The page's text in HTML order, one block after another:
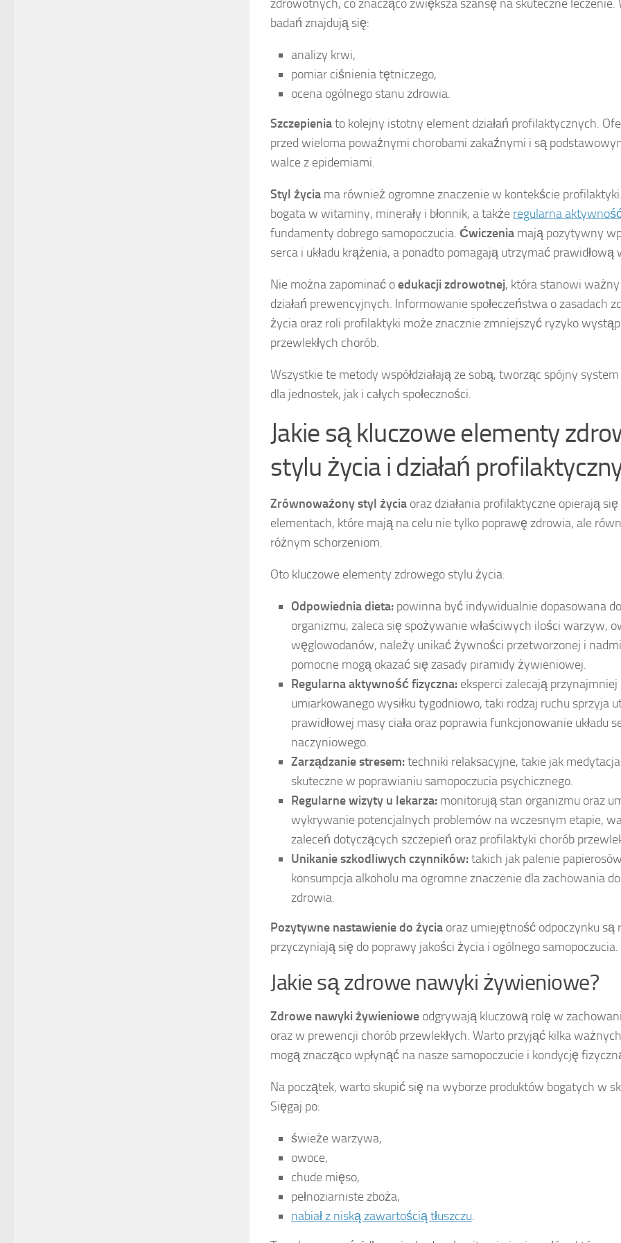
zdrowotnych, co znacząco zwiększa szansę na skuteczne leczenie.
badań znajdują się:
analizy krwi,
pomiar ciśnienia tętniczego,
ocena ogólnego stanu zdrowia.
Szczepieniato kolejny istotny element działań profilaktycznych.
przed wieloma poważnymi chorobami zakaźnymi i są
walce z epidemiami.
Styl życia ma również ogromne znaczenie w kontekście
bogata w witaminy, minerały i błonnik, a także regularna
fundamenty dobrego samopoczucia. Ćwiczenia mają pozytywny
serca i układu krążenia, a ponadto pomagają utrzymać prawidłową
Nie można zapominać oedukacji zdrowotnej, która stanowi
działań prewencyjnych. Informowanie społeczeństwa o zasadach
życia oraz roli profilaktyki może znacznie zmniejszyć ryzyko
przewlekłych chorób.
Wszystkie te metody współdziałają ze sobą, tworząc spójny
dla jednostek, jak i całych społeczności.
Jakie są kluczowe elementy
stylu życia i działań
Zrównoważony styl życia oraz działania profilaktyczne opierają
elementach, które mają na celu nie tylko poprawę zdrowia, ale
różnym schorzeniom.
Oto kluczowe elementy zdrowego stylu życia:
Odpowiednia dieta: powinna być indywidualnie dopasowana
organizmu, zaleca się spożywanie właściwych ilości warzyw,
węglowodanów, należy unikać żywności przetworzonej i
pomocne mogą okazać się zasady piramidy żywieniowej.
Regularna aktywność fizyczna: eksperci zalecają
umiarkowanego wysiłku tygodniowo, taki rodzaj ruchu sprzyja
prawidłowej masy ciała oraz poprawia funkcjonowanie układu
naczyniowego.
Zarządzanie stresem:techniki relaksacyjne, takie jak
skuteczne w poprawianiu samopoczucia psychicznego.
Regularne wizyty u lekarza: monitorują stan organizmu oraz
wykrywanie potencjalnych problemów na wczesnym etapie,
zaleceń dotyczących szczepień oraz profilaktyki chorób
Unikanie szkodliwych czynników:takich jak palenie
konsumpcja alkoholu ma ogromne znaczenie dla zachowania
zdrowia.
Pozytywne nastawienie do życia oraz umiejętność odpoczynku są
przyczyniają się do poprawy jakości życia i ogólnego samopoczucia.
Jakie są zdrowe nawyki żywieniowe?
Zdrowe nawyki żywieniowe odgrywają kluczową rolę w
oraz w prewencji chorób przewlekłych. Warto przyjąć kilka
mogą znacząco wpłynąć na nasze samopoczucie i kondycję
Na początek, warto skupić się na wyborze produktów bogatych w
Sięgaj po:
świeże warzywa,
owoce,
chude mięso,
pełnoziarniste zboża,
nabiał z niską zawartością tłuszczu.